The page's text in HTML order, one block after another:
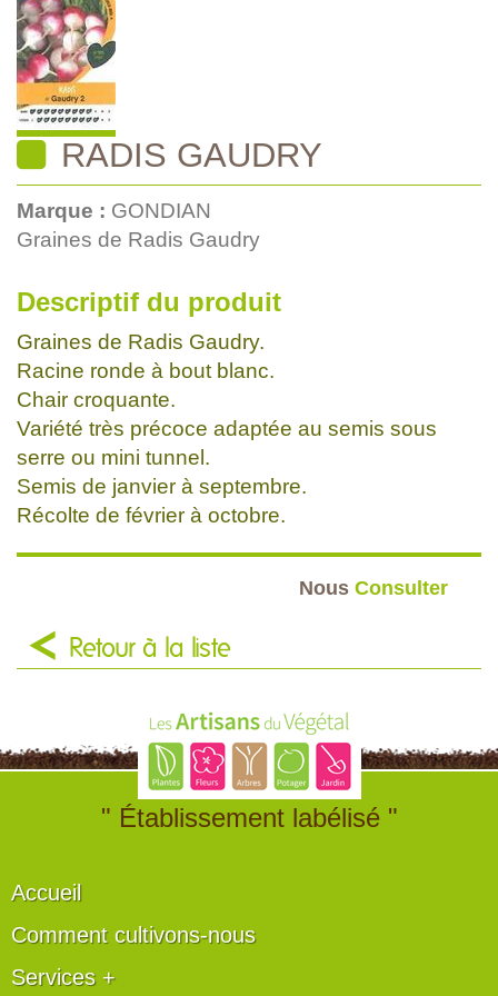
RADIS GAUDRY
Marque : GONDIAN
Graines de Radis Gaudry
Descriptif du produit
Graines de Radis Gaudry.
Racine ronde à bout blanc.
Chair croquante.
Variété très précoce adaptée au semis sous
serre ou mini tunnel.
Semis de janvier à septembre.
Récolte de février à octobre.
Nous Consulter
Retour à la liste
" Établissement labélisé "
Accueil
Comment cultivons-nous
Services +